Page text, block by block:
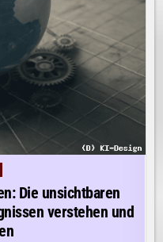
Die unsichtbaren
verstehen und